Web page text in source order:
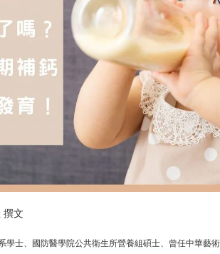
撰文
學士、國防醫學院公共衛生所營養組碩士、曾任中華藝